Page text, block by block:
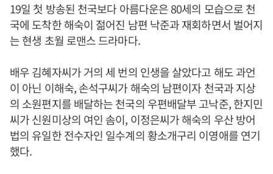
19일 첫 방송된 천국보다 아름다운은 80세의 모습으로 천
국에 도착한 해숙이 젊어진 남편 낙준과 재회하면서 벌어지
는 현생 초월 로맨스 드라마다.
배우 김혜자씨가 거의 세 번의 인생을 살았다고 해도 과언
이 아닌 이해숙, 손석구씨가 해숙의 남편이자 천국과 지상
의 소원편지를 배달하는 천국의 우편배달부 고낙준, 한지민
씨가 신원미상의 여인 솜이, 이정은씨가 해숙의 우산 방어
법의 유일한 전수자인 일수계의 황소개구리 이영애를 연기
했다.